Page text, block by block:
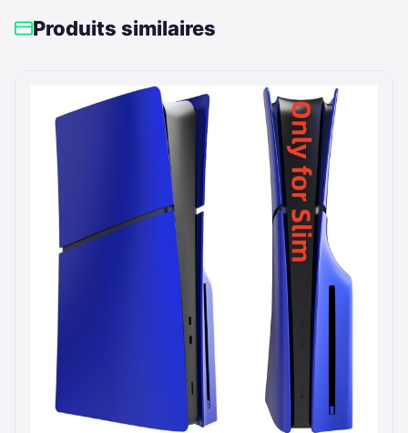
Produits similaires